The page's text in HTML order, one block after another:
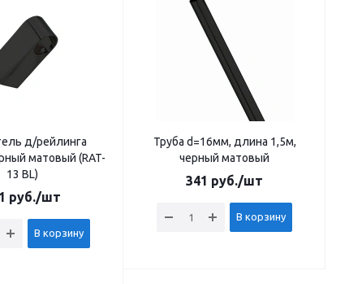
д/рейлинга
матовый (RAT-
13 BL)
руб./шт
В корзину
Труба d=16мм, длина 1,5м,
черный матовый
341 руб./шт
В корзину